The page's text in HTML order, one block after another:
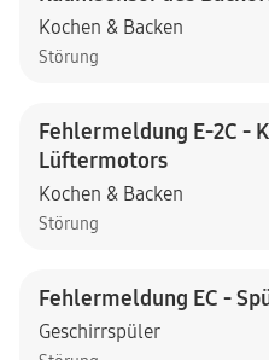
Kochen & Backen
Störung
Fehlermeldung E-2C -
Lüftermotors
Kochen & Backen
Störung
Fehlermeldung EC -
Geschirrspüler